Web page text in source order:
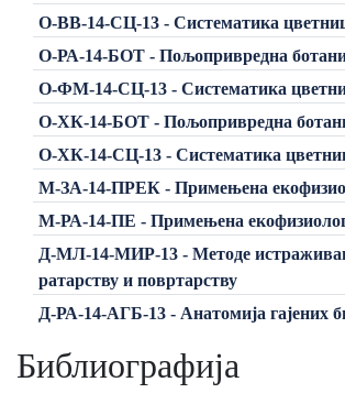
О-ВВ-14-СЦ-13 - Систематика
О-РА-14-БОТ - Пољопривредна
О-ФМ-14-СЦ-13 - Систематика
О-ХК-14-БОТ - Пољопривредна
О-ХК-14-СЦ-13 - Систематика
М-ЗА-14-ПРЕК - Примењена
М-РА-14-ПЕ - Примењена
Д-МЛ-14-МИР-13 - Методе
ратарству и повртарству
Д-РА-14-АГБ-13 - Анатомија гајених
Библиографија